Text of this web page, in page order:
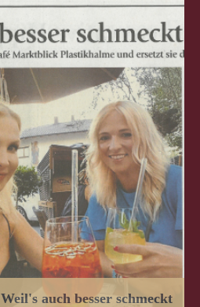
Weil's auch besser schmeckt